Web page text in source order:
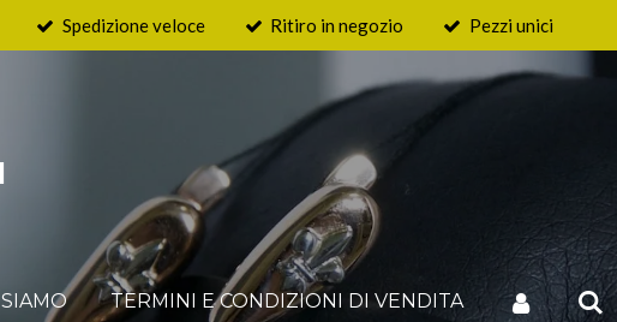
Spedizione veloce Ritiro in negozio Pezzi unici
TERMINI E CONDIZIONI DI VENDITA